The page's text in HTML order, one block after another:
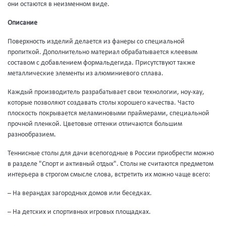
они остаются в неизменном виде.
Описание
Поверхность изделий делается из фанеры со специальной
пропиткой. Дополнительно материал обрабатывается клеевым
составом с добавлением формальдегида. Присутствуют также
металлические элементы из алюминиевого сплава.
Каждый производитель разрабатывает свои технологии, ноу-хау,
которые позволяют создавать столы хорошего качества. Часто
плоскость покрывается меламиновыми праймерами, специальной
прочной пленкой. Цветовые оттенки отличаются большим
разнообразием.
Теннисные столы для дачи всепогодные в России приобрести можно
в разделе "Спорт и активный отдых". Столы не считаются предметом
интерьера в строгом смысле слова, встретить их можно чаще всего:
– На верандах загородных домов или беседках.
– На детских и спортивных игровых площадках.